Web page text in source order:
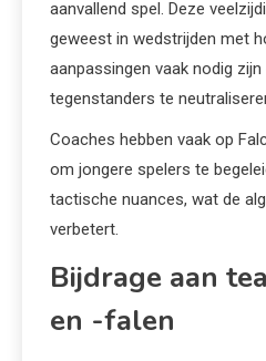
aanvallend spel. Deze
geweest in wedstrijden met
aanpassingen vaak nodig
tegenstanders te
Coaches hebben vaak op
om jongere spelers te
tactische nuances, wat de
verbetert.
Bijdrage aan
en -falen